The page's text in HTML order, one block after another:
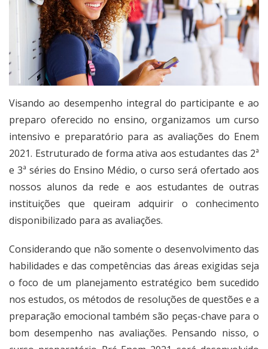
Visando ao desempenho integral do participante e ao
preparo oferecido no ensino, organizamos um curso
intensivo e preparatório para as avaliações do Enem
2021. Estruturado de forma ativa aos estudantes das 2ª
e 3ª séries do Ensino Médio, o curso será ofertado aos
nossos alunos da rede e aos estudantes de outras
instituições que queiram adquirir o conhecimento
disponibilizado para as avaliações.
Considerando que não somente o desenvolvimento das
habilidades e das competências das áreas exigidas seja
o foco de um planejamento estratégico bem sucedido
nos estudos, os métodos de resoluções de questões e a
preparação emocional também são peças-chave para o
bom desempenho nas avaliações. Pensando nisso, o